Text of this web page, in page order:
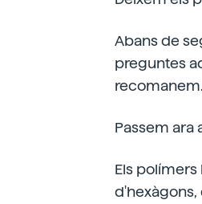
Abans de
preguntes
recomanem.
Passem ara
Els
d'hexàgons,